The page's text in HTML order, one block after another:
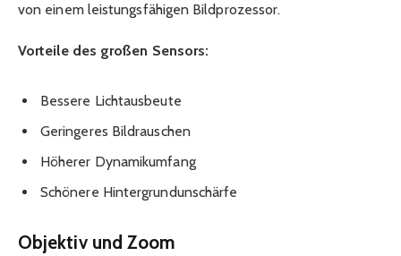
von einem leistungsfähigen Bildprozessor.
Vorteile des großen Sensors:
Bessere Lichtausbeute
Geringeres Bildrauschen
Höherer Dynamikumfang
Schönere Hintergrundunschärfe
Objektiv und Zoom